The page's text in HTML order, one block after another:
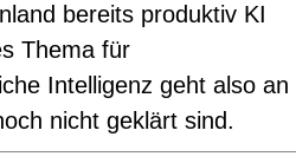
bereits produktiv KI
Thema für
Intelligenz geht also an
nicht geklärt sind.